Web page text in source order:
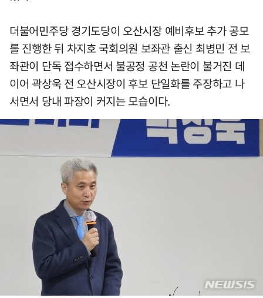
더불어민주당 경기도당이 오산시장 예비후보 추가 공모
를 진행한 뒤 차지호 국회의원 보좌관 출신 최병민 전 보
좌관이 단독 접수하면서 불공정 공천 논란이 불거진 데
이어 곽상욱 전 오산시장이 후보 단일화를 주장하고 나
서면서 당내 파장이 커지는 모습이다.